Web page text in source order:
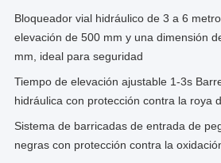
Bloqueador vial hidráulico de 3 a 6
elevación de 500 mm y una dimensión
mm, ideal para seguridad
Tiempo de elevación ajustable 1-3s
hidráulica con protección contra la roya
Sistema de barricadas de entrada de
negras con protección contra la